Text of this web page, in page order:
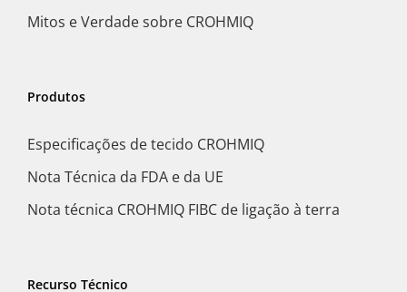
Mitos e Verdade sobre CROHMIQ
Produtos
Especificações de tecido CROHMIQ
Nota Técnica da FDA e da UE
Nota técnica CROHMIQ FIBC de ligação à terra
Recurso Técnico